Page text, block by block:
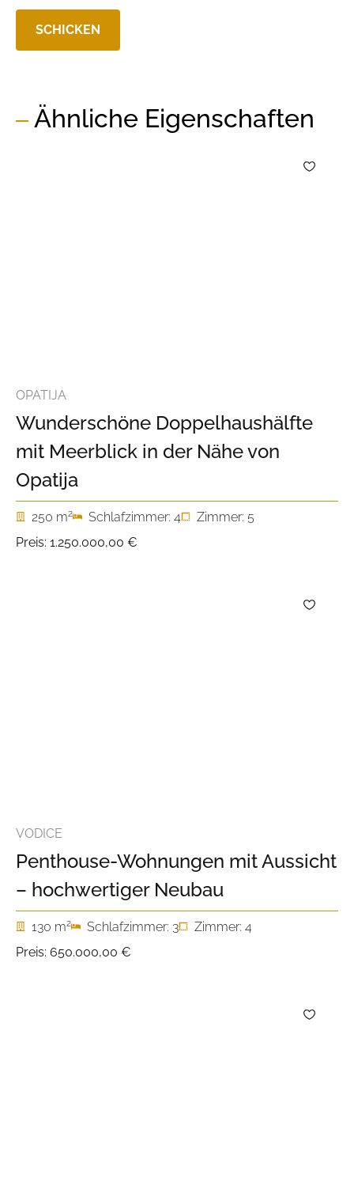
Ähnliche Eigenschaften
OPATIJA
Wunderschöne Doppelhaushälfte
mit Meerblick in der Nähe von
Opatija
250 m2 Schlafzimmer: 4
Zimmer: 5
Preis: 1.250.000,00 €
VODICE
Penthouse-Wohnungen mit Aussicht
– hochwertiger Neubau
130 m2 Schlafzimmer: 3
Zimmer: 4
Preis: 650.000,00 €